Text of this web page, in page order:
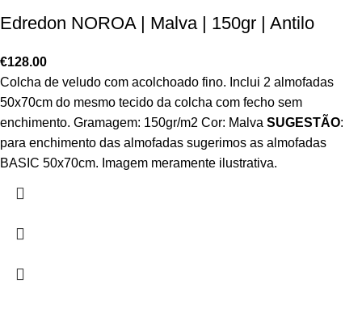
Edredon NOROA | Malva | 150gr | Antilo
€128.00
Colcha de veludo com acolchoado fino. Inclui 2 almofadas
50x70cm do mesmo tecido da colcha com fecho sem
enchimento. Gramagem: 150gr/m2 Cor: Malva SUGESTÃO:
para enchimento das almofadas sugerimos as almofadas
BASIC 50x70cm. Imagem meramente ilustrativa.